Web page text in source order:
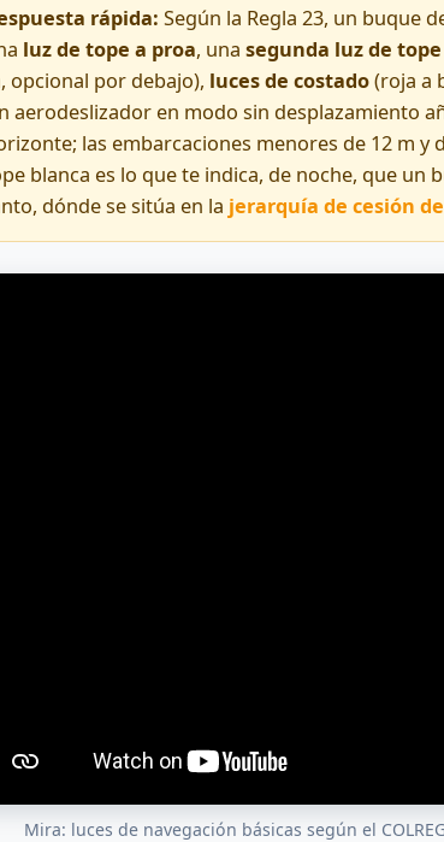
rápida: Según la Regla 23, un buque
luz de tope a proa, una segunda luz de
opcional por debajo), luces de costado(roja a
aerodeslizador en modo sin desplazamiento
las embarcaciones menores de 12 m y
blanca es lo que te indica, de noche, que
dónde se sitúa en la jerarquía de cesión
Mira: luces de navegación básicas según el